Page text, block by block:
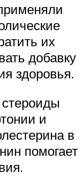
их
добавку
здоровья.
и
в
помогает